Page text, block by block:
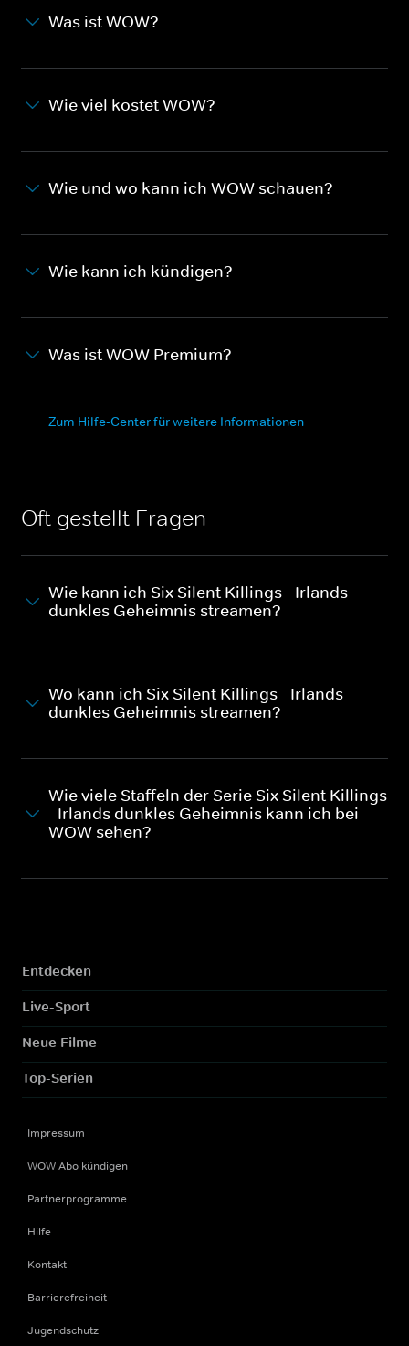
Was ist WOW?
Wie viel kostet WOW?
Wie und wo kann ich WOW schauen?
Wie kann ich kündigen?
Was ist WOW Premium?
Zum Hilfe-Center für weitere Informationen
Oft gestellt Fragen
Wie kann ich Six Silent Killings - Irlands
dunkles Geheimnis streamen?
Wo kann ich Six Silent Killings - Irlands
dunkles Geheimnis streamen?
Wie viele Staffeln der Serie Six Silent Killings
- Irlands dunkles Geheimnis kann ich bei
WOW sehen?
Entdecken
Live-Sport
Neue Filme
Top-Serien
Impressum
WOW Abo kündigen
Partnerprogramme
Hilfe
Kontakt
Barrierefreiheit
Jugendschutz